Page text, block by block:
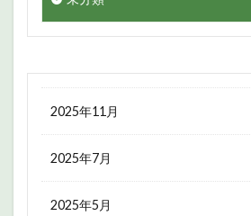
2025年11月
2025年7月
2025年5月